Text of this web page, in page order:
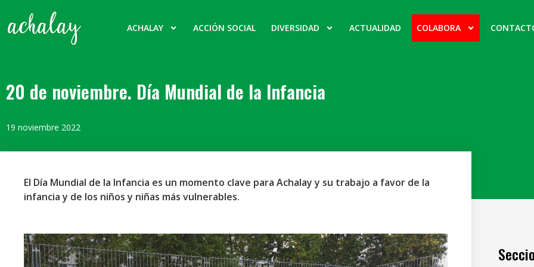
ACHALAY ACCIÓN SOCIAL DIVERSIDAD ACTUALIDAD COLABORA
20 de noviembre. Día Mundial de la Infancia
19 noviembre 2022
El Día Mundial de la Infancia es un momento clave para Achalay y su trabajo a favor de la
infancia y de los niños y niñas más vulnerables.